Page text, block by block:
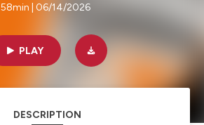
58min | 06/14/2026
PLAY
DESCRIPTION